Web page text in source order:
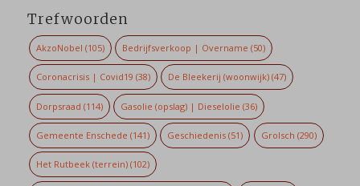
Trefwoorden
AkzoNobel (105) Bedrijfsverkoop | Overname (50)
Coronacrisis | Covid19 (38) De Bleekerij (woonwijk) (47)
Dorpsraad (114) Gasolie (opslag) | Dieselolie (36)
Gemeente Enschede (141) Geschiedenis (51) Grolsch (290)
Het Rutbeek (terrein)(102)